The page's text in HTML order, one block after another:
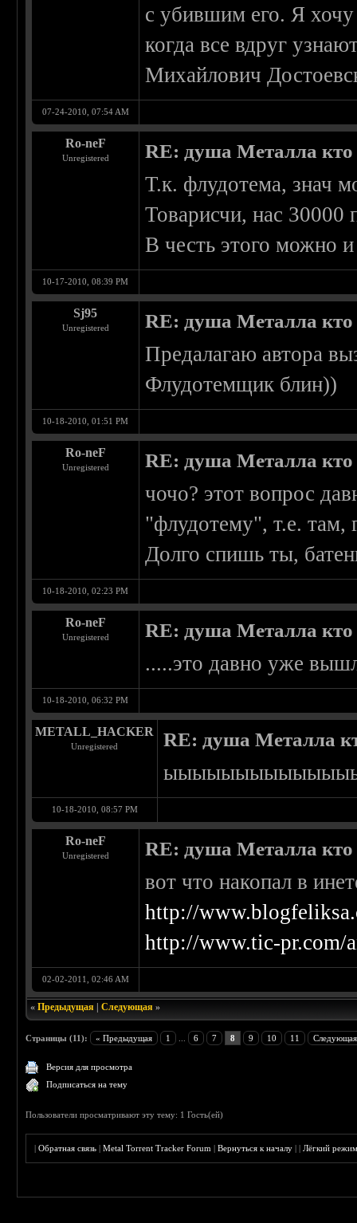
с убившим его. Я хочу
когда все вдруг
Михайлович
07-24-2010, 07:54 AM
Ro-neF
Unregistered RE: душа Металла кто
Т.к. флудотема, знач
Товарисчи, нас 30000
В честь этого можно
10-17-2010, 08:39 PM
Sj95
Unregistered RE: душа Металла кто
Предалагаю автора
Флудотемщик блин))
10-18-2010, 01:51 PM
Ro-neF
Unregistered RE: душа Металла кто
чочо? этот вопрос
"флудотему", т.е. там,
Долго спишь ты,
10-18-2010, 02:23 PM
Ro-neF
Unregistered RE: душа Металла кто
.....это давно уже
10-18-2010, 06:32 PM
METALL_HACKER
Unregistered RE: душа Металла
10-18-2010, 08:57 PM
Ro-neF
Unregistered RE: душа Металла кто
вот что накопал в
http://
http://www.tic-pr.com/
02-02-2011, 02:46 AM
«Предыдущая |Следующая »
Страницы (11): « Предыдущая 1 6 7 8 9 10 11
Версия для просмотра
Подписаться на тему
Пользователи просматривают эту тему: 1 Гость(ей)
|Обратная связь |Metal Torrent Tracker Forum |Вернуться к началу ||Лёгкий